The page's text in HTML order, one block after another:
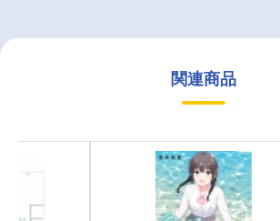
関連商品